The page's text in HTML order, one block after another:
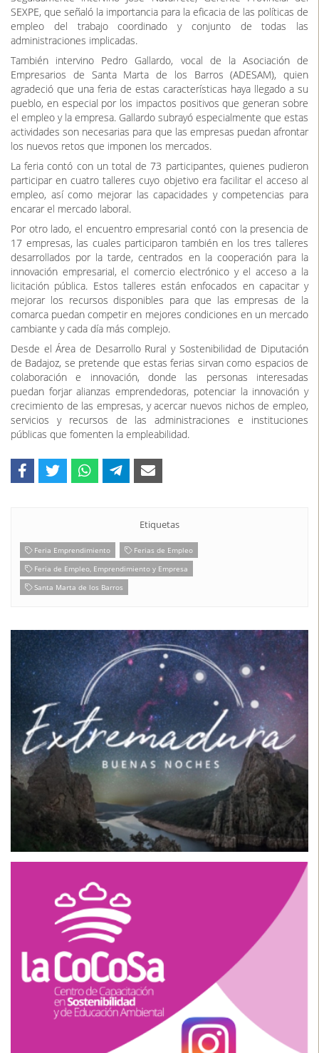
SEXPE, que señaló la importancia para la eficacia de las políticas de
empleo del trabajo coordinado y conjunto de todas las
administraciones implicadas.
También intervino Pedro Gallardo, vocal de la Asociación de
Empresarios de Santa Marta de los Barros (ADESAM), quien
agradeció que una feria de estas características haya llegado a su
pueblo, en especial por los impactos positivos que generan sobre
el empleo y la empresa. Gallardo subrayó especialmente que estas
actividades son necesarias para que las empresas puedan afrontar
los nuevos retos que imponen los mercados.
La feria contó con un total de 73 participantes, quienes pudieron
participar en cuatro talleres cuyo objetivo era facilitar el acceso al
empleo, así como mejorar las capacidades y competencias para
encarar el mercado laboral.
Por otro lado, el encuentro empresarial contó con la presencia de
17 empresas, las cuales participaron también en los tres talleres
desarrollados por la tarde, centrados en la cooperación para la
innovación empresarial, el comercio electrónico y el acceso a la
licitación pública. Estos talleres están enfocados en capacitar y
mejorar los recursos disponibles para que las empresas de la
comarca puedan competir en mejores condiciones en un mercado
cambiante y cada día más complejo.
Desde el Área de Desarrollo Rural y Sostenibilidad de Diputación
de Badajoz, se pretende que estas ferias sirvan como espacios de
colaboración e innovación, donde las personas interesadas
puedan forjar alianzas emprendedoras, potenciar la innovación y
crecimiento de las empresas, y acercar nuevos nichos de empleo,
servicios y recursos de las administraciones e instituciones
públicas que fomenten la empleabilidad.
Etiquetas
Feria Emprendimiento
Ferias de Empleo
Feria de Empleo, Emprendimiento y Empresa
Santa Marta de los Barros